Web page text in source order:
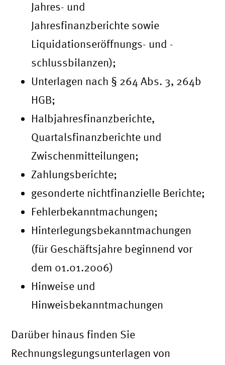
Jahres- und
Jahresfinanzberichte sowie
Liquidationseröffnungs- und -
schlussbilanzen);
Unterlagen nach § 264 Abs. 3, 264b
HGB;
Halbjahresfinanzberichte,
Quartalsfinanzberichte und
Zwischenmitteilungen;
Zahlungsberichte;
gesonderte nichtfinanzielle Berichte;
Fehlerbekanntmachungen;
Hinterlegungsbekanntmachungen
(für Geschäftsjahre beginnend vor
dem 01.01.2006)
Hinweise und
Hinweisbekanntmachungen
Darüber hinaus finden Sie
Rechnungslegungsunterlagen von